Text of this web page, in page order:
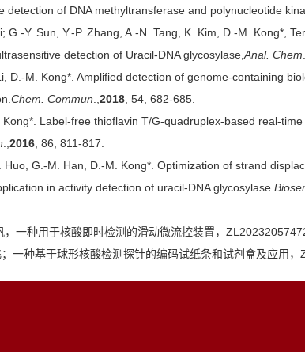
detection of DNA methyltransferase and polynucleotide
G.-Y. Sun, Y.-P. Zhang, A.-N. Tang, K. Kim, D.-M. Kong*,
detection of Uracil-DNA glycosylase,Anal. Chem
D.-M. Kong*. Amplified detection of genome-containing
Chem. Commun.,2018, 54, 682-685.
Label-free thioflavin T/G-quadruplex-based real-
.,2016, 86, 811-817.
Huo, G.-M. Han, D.-M. Kong*. Optimization of strand
in activity detection of uracil-DNA glycosylase.
，一种用于核酸即时检测的滑动微流控装置，
一种基于球形核酸检测探针的编码试纸条和试剂盒及应用，